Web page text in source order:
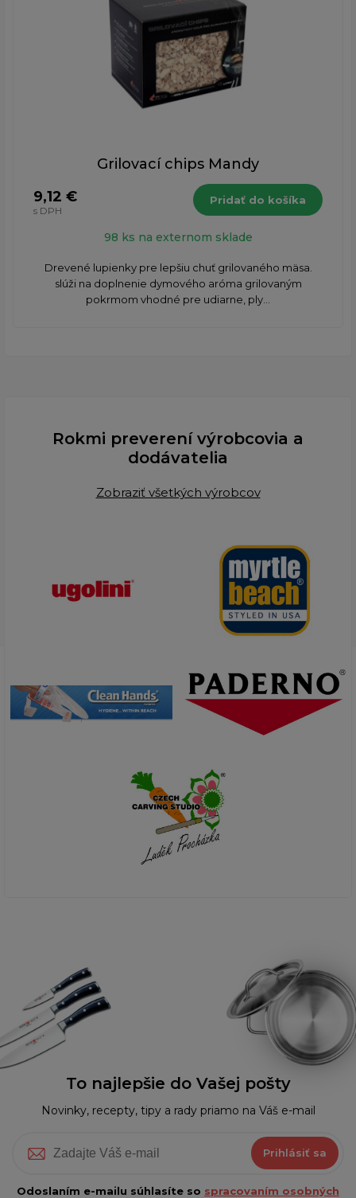
Grilovací chips Mandy
9,12 €
s DPH
Pridať do košíka
98 ks na externom sklade
Drevené lupienky pre lepšiu chuť grilovaného mäsa.
slúži na doplnenie dymového aróma grilovaným
pokrmom vhodné pre udiarne, ply...
Rokmi preverení výrobcovia a
dodávatelia
Zobraziť všetkých výrobcov
To najlepšie do Vašej pošty
Novinky, recepty, tipy a rady priamo na Váš e-mail
Prihlásiť sa
Odoslaním e-mailu súhlasíte so spracovaním osobných